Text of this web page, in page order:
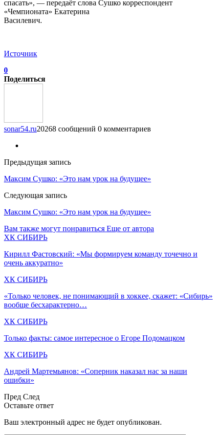
спасать», — передаёт слова Сушко корреспондент
«Чемпионата» Екатерина
Василевич.
Источник
0
Поделиться
sonar54.ru20268 сообщений 0 комментариев
Предыдущая запись
Максим Сушко: «Это нам урок на будущее»
Следующая запись
Максим Сушко: «Это нам урок на будущее»
Вам также могут понравиться Еще от автора
ХК СИБИРЬ
Кирилл Фастовский: «Мы формируем команду точечно и
очень аккуратно»
ХК СИБИРЬ
«Только человек, не понимающий в хоккее, скажет: «Сибирь»
вообще бесхарактерно…
ХК СИБИРЬ
Только факты: самое интересное о Егоре Подомацком
ХК СИБИРЬ
Андрей Мартемьянов: «Соперник наказал нас за наши
ошибки»
Пред След
Оставьте ответ
Ваш электронный адрес не будет опубликован.